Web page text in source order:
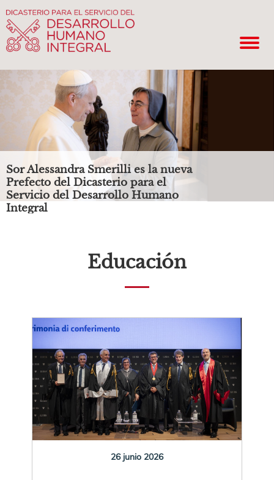
Sor Alessandra Smerilli es la nueva
Prefecto del Dicasterio para el
Servicio del Desarrollo Humano
Integral
Educación
26 junio 2026